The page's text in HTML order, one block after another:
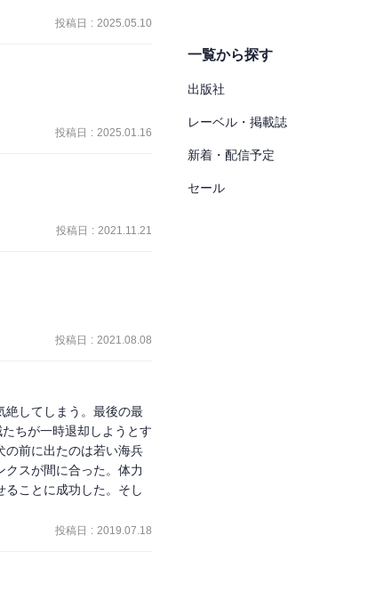
投稿日 : 2025.05.10
投稿日 : 2025.01.16
投稿日 : 2021.11.21
の能力を持てることに驚
投稿日 : 2021.08.08
絶してしまう。最後の最
ちが一時退却しようとす
の前に出たのは若い海兵
スが間に合った。体力
ことに成功した。そし
投稿日 : 2019.07.18
一覧から探す
出版社
レーベル・掲載誌
新着・配信予定
セール